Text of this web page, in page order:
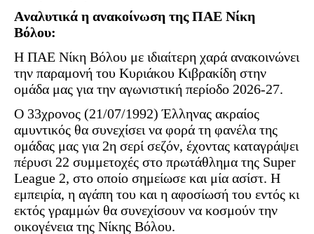
Αναλυτικά η ανακοίνωση της ΠΑΕ Νίκη
Βόλου:
Η ΠΑΕ Νίκη Βόλου με ιδιαίτερη χαρά ανακοινώνει
την παραμονή του Κυριάκου Κιβρακίδη στην
ομάδα μας για την αγωνιστική περίοδο 2026-27.
O 33χρονος (21/07/1992) Έλληνας ακραίος
αμυντικός θα συνεχίσει να φορά τη φανέλα της
ομάδας μας για 2η σερί σεζόν, έχοντας καταγράψει
πέρυσι 22 συμμετοχές στο πρωτάθλημα της Super
League 2, στο οποίο σημείωσε και μία ασίστ. Η
εμπειρία, η αγάπη του και η αφοσίωσή του εντός κι
εκτός γραμμών θα συνεχίσουν να κοσμούν την
οικογένεια της Νίκης Βόλου.